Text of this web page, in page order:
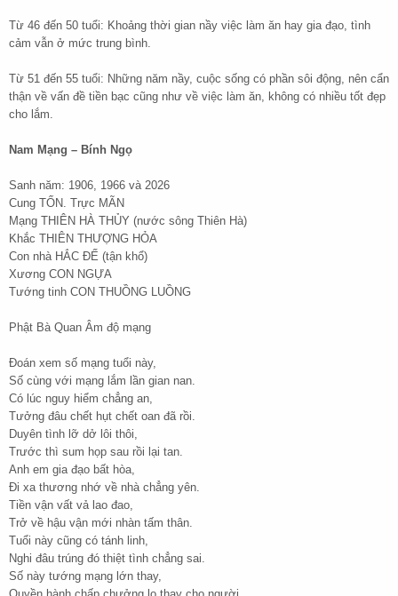
Từ 46 đến 50 tuổi: Khoảng thời gian nầy việc làm ăn hay gia đạo, tình
cảm vẫn ở mức trung bình.
Từ 51 đến 55 tuổi: Những năm nầy, cuộc sống có phần sôi động, nên cẩn
thận về vấn đề tiền bạc cũng như về việc làm ăn, không có nhiều tốt đẹp
cho lắm.
Nam Mạng – Bính Ngọ
Sanh năm: 1906, 1966 và 2026
Cung TỐN. Trực MÃN
Mạng THIÊN HÀ THỦY (nước sông Thiên Hà)
Khắc THIÊN THƯỢNG HỎA
Con nhà HẮC ĐẾ (tận khổ)
Xương CON NGỰA
Tướng tinh CON THUỒNG LUỒNG
Phật Bà Quan Âm độ mạng
Đoán xem số mạng tuổi này,
Số cùng với mạng lắm lần gian nan.
Có lúc nguy hiểm chẳng an,
Tưởng đâu chết hụt chết oan đã rồi.
Duyên tình lỡ dở lôi thôi,
Trước thì sum họp sau rồi lại tan.
Anh em gia đạo bất hòa,
Đi xa thương nhớ về nhà chẳng yên.
Tiền vận vất vả lao đao,
Trở về hậu vận mới nhàn tấm thân.
Tuổi này cũng có tánh linh,
Nghi đâu trúng đó thiệt tình chẳng sai.
Số này tướng mạng lớn thay,